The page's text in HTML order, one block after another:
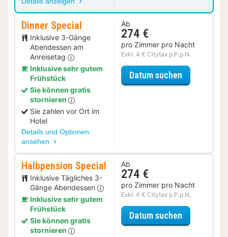
Dinner Special
Inklusive 3-Gänge
Abendessen am
Anreisetag
Inklusive sehr gutem
Frühstück
Sie können gratis
stornieren
Sie zahlen vor Ort im
Hotel
Details und Optionen
ansehen
Ab
274 €
pro Zimmer pro Nacht
Exkl. 4 € Citytax p.P.p.N.
Datum suchen
Halbpension Special
Inklusive Tägliches 3-
Gänge Abendessen
Inklusive sehr gutem
Frühstück
Sie können gratis
stornieren
Ab
274 €
pro Zimmer pro Nacht
Exkl. 4 € Citytax p.P.p.N.
Datum suchen